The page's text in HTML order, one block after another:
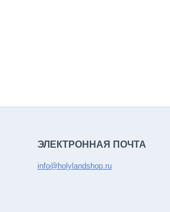
ЭЛЕКТРОННАЯ ПОЧТА
info@holylandshop.ru